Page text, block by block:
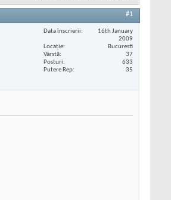
#1
Data înscrierii
16th January
2009
Locaţie
Bucuresti
Vârstă
37
Posturi
633
Putere Rep
35